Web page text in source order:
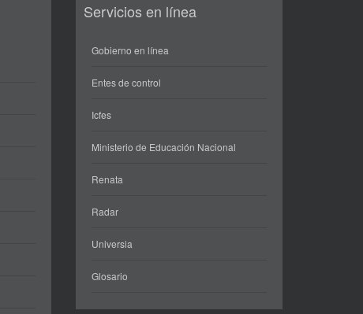
Servicios en línea
Gobierno en línea
Entes de control
Icfes
Ministerio de Educación Nacional
Renata
Radar
Universia
Glosario